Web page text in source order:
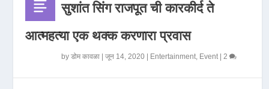
सुशांत सिंग राजपूत ची कारकीर्द ते
आत्महत्या एक थक्क करणारा प्रवास
byडोम कावळा |जून 14, 2020 Entertainment, Event|2